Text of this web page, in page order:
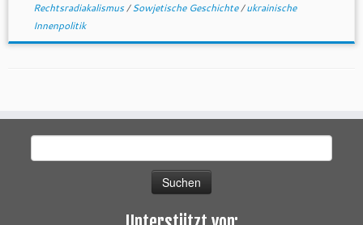
Rechtsradiakalismus/Sowjetische Geschichte/ukrainische
Innenpolitik